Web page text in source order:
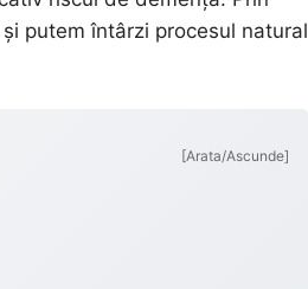
putem întârzi procesul natural
[Arata/Ascunde]